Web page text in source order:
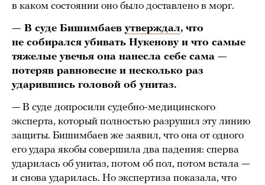
в каком состоянии оно было доставлено в морг.
— В суде Бишимбаев утверждал, что
не собирался убивать Нукенову и что самые
тяжелые увечья она нанесла себе сама —
потеряв равновесие и несколько раз
ударившись головой об унитаз.
— В суде допросили судебно-медицинского
эксперта, который полностью разрушил эту линию
защиты. Бишимбаев же заявил, что она от одного
его удара якобы совершила два падения: сперва
ударилась об унитаз, потом об пол, потом встала —
и снова ударилась. Но экспертиза показала, что